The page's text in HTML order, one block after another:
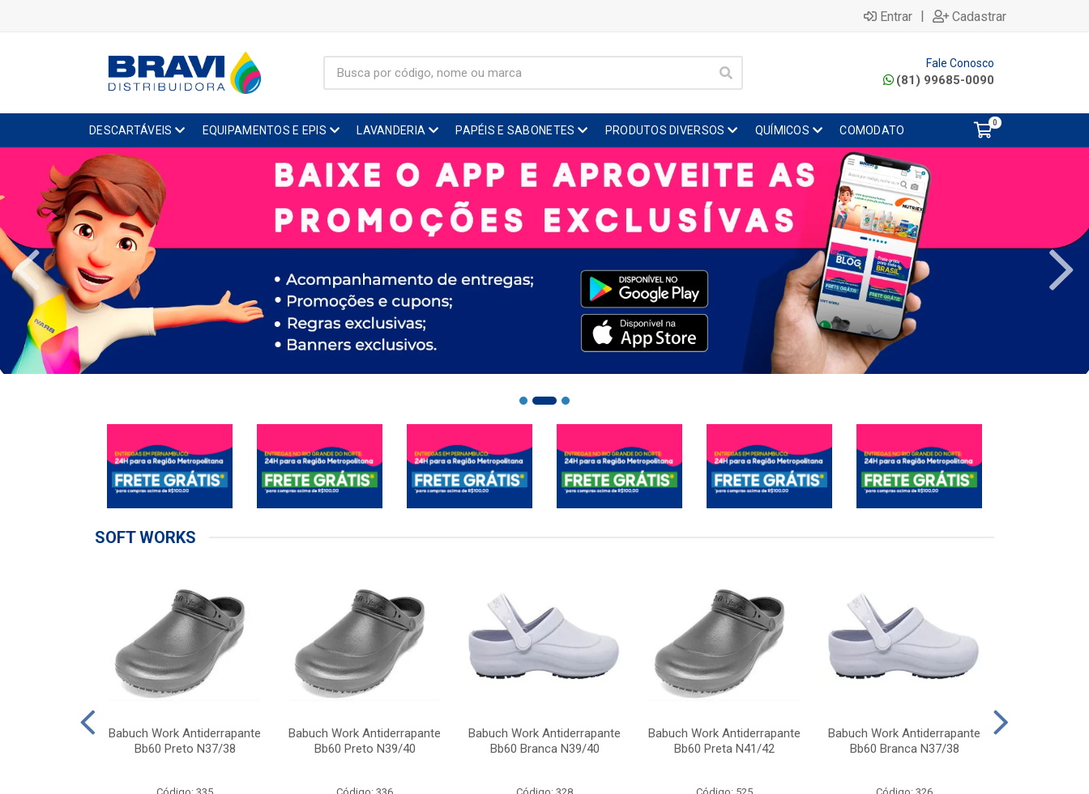
Entrar | Cadastrar
Fale Conosco
(81) 99685-0090
DESCARTÁVEIS EQUIPAMENTOS E EPIS LAVANDERIA PAPÉIS E SABONETES PRODUTOS DIVERSOS QUÍMICOS COMODATO
0
SOFT WORKS
Babuch Work Antiderrapante
Bb60 Preto N37/38
Babuch Work Antiderrapante
Bb60 Preto N39/40
Babuch Work Antiderrapante
Bb60 Branca N39/40
Babuch Work Antiderrapante
Bb60 Preta N41/42
Babuch Work Antiderrapante
Bb60 Branca N37/38